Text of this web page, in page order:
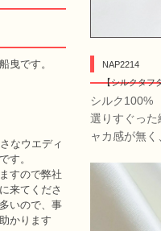
NAP2214
【シルクタフ
シルク
選りすぐっ
ャカ感が無
曳です。
なウエディ
す。
すので弊社
来てくださ
いので、事
かります